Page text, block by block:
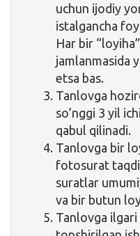
uchun ijodiy
istalgancha
Har bir
jamlanmasida
etsa bas.
Tanlovga
so’nggi 3 yil
qabul qilinadi.
Tanlovga bir
fotosurat
suratlar
va bir butun
Tanlovga